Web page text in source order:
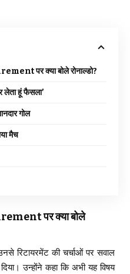
पर क्या बोले रोनाल्डो?
लेता हूं फैसला’
गोल
मैच
पर क्या बोले
रिटायरमेंट की चर्चाओं पर सवाल
उन्होंने कहा कि अभी यह विषय